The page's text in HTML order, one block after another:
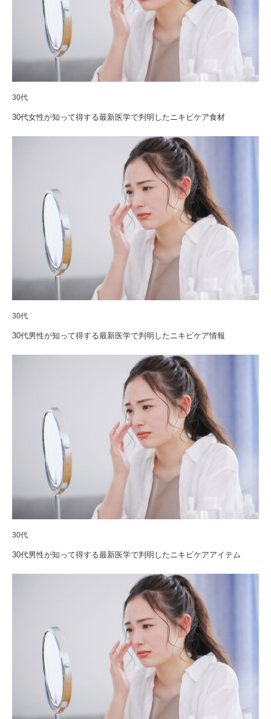
30代
30代女性が知って得する最新医学で判明したニキビケア食材
30代
30代男性が知って得する最新医学で判明したニキビケア情報
30代
30代男性が知って得する最新医学で判明したニキビケアアイテム